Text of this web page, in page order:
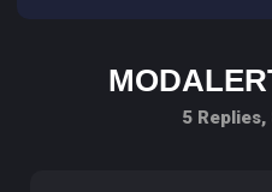
5 Replies,